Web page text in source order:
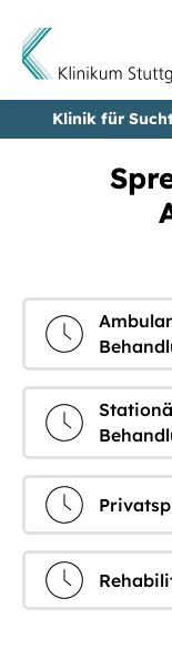
Direkt zum Inhalt
Klinik für